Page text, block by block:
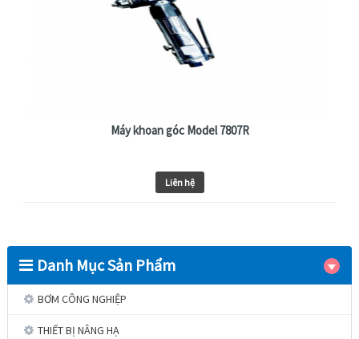
Máy khoan góc Model 7807R
Liên hệ
Danh Mục Sản Phẩm
BƠM CÔNG NGHIỆP
THIẾT BỊ NÂNG HẠ